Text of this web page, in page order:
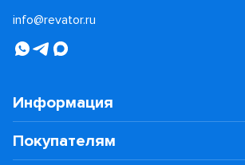
info@revator.ru
Информация
Покупателям